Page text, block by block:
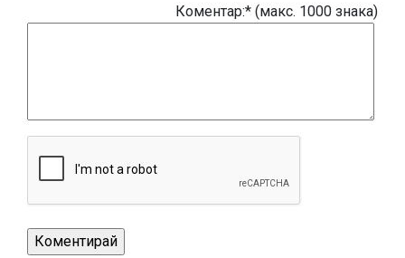
Коментар:* (макс. 1000 знака)